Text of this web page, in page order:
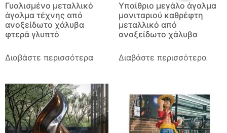
Γυαλισμένο μεταλλικό
άγαλμα τέχνης από
ανοξείδωτο χάλυβα
φτερά γλυπτό
Διαβάστε περισσότερα
Υπαίθριο μεγάλο άγαλμα
μανιταριού καθρέφτη
μεταλλικό από
ανοξείδωτο χάλυβα
Διαβάστε περισσότερα